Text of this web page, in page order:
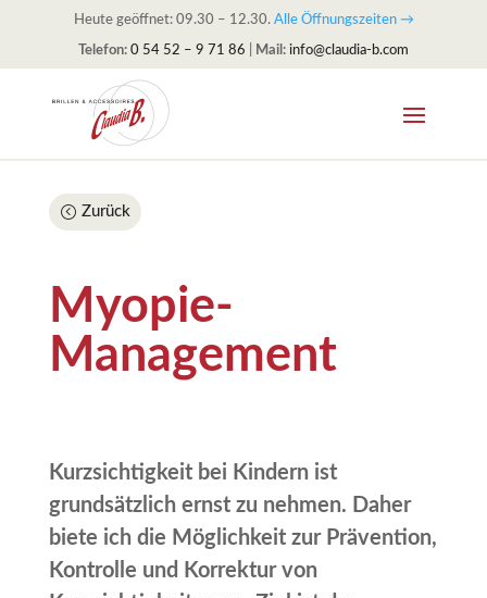
Heute geöffnet: 09.30 – 12.30. Alle Öffnungszeiten →
Telefon: 0 54 52 – 9 71 86 Mail: info@claudia-b.com
Zurück
Myopie-
Management
Kurzsichtigkeit bei Kindern ist
grundsätzlich ernst zu nehmen. Daher
biete ich die Möglichkeit zur Prävention,
Kontrolle und Korrektur von